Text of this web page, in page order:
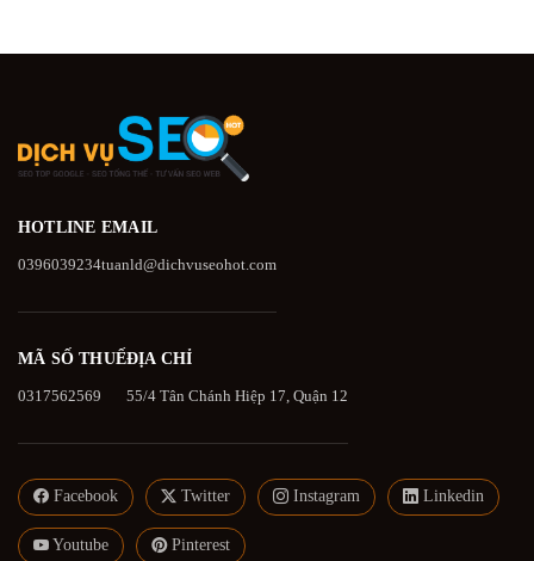
HOTLINE
0396039234
EMAIL
tuanld@dichvuseohot.com
MÃ SỐ THUẾ
0317562569
ĐỊA CHỈ
55/4 Tân Chánh Hiệp 17, Quận 12
Facebook Twitter Instagram Linkedin
Youtube Pinterest